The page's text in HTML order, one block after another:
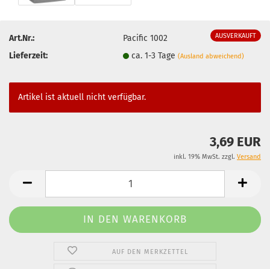
AUSVERKAUFT
Art.Nr.:
Pacific 1002
Lieferzeit:
ca. 1-3 Tage(Ausland abweichend)
Artikel ist aktuell nicht verfügbar.
3,69 EUR
inkl. 19% MwSt. zzgl. Versand
AUF DEN MERKZETTEL